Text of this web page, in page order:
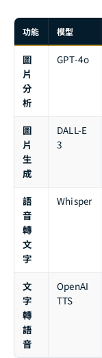
功能 模型
圖
片
分
析
GPT-4o
圖
片
生
成
DALL-E
3
語
音
轉
文
字
Whisper
文
字
轉
語
音
OpenAI
TTS